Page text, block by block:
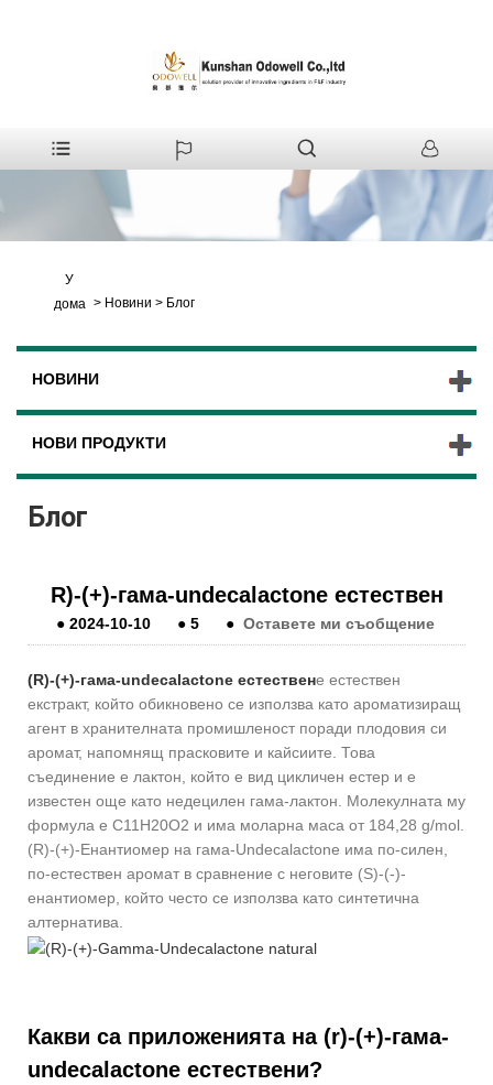
У
дома > Новини > Блог
НОВИНИ
НОВИ ПРОДУКТИ
Блог
R)-(+)-гама-undecalactone естествен
●2024-10-10 ●5 ● Оставете ми съобщение
(R)-(+)-гама-undecalactone естествене естествен
екстракт, който обикновено се използва като ароматизиращ
агент в хранителната промишленост поради плодовия си
аромат, напомнящ прасковите и кайсиите. Това
съединение е лактон, който е вид цикличен естер и е
известен още като недецилен гама-лактон. Молекулната му
формула е C11H20O2 и има моларна маса от 184,28 g/mol.
(R)-(+)-Енантиомер на гама-Undecalactone има по-силен,
по-естествен аромат в сравнение с неговите (S)-(-)-
енантиомер, който често се използва като синтетична
алтернатива.
Какви са приложенията на (r)-(+)-гама-
undecalactone естествени?